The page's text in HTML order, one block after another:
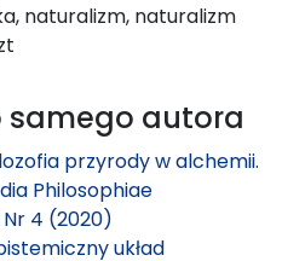
naturalizm, naturalizm
samego autora
przyrody w alchemii.
Philosophiae
4 (2020)
układ